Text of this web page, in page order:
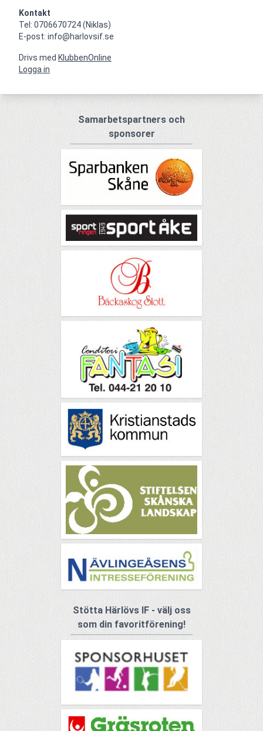
Kontakt
Tel: 0706670724 (Niklas)
E-post: info@harlovsif.se
Drivs med KlubbenOnline
Logga in
Samarbetspartners och
sponsorer
Stötta Härlövs IF - välj oss
som din favoritförening!